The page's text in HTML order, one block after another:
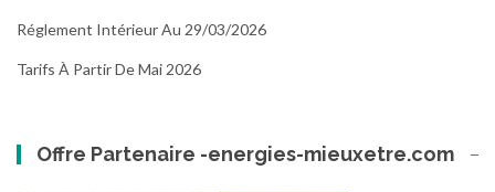
Réglement Intérieur Au 29/03/2026
Tarifs À Partir De Mai 2026
Offre Partenaire -energies-mieuxetre.com